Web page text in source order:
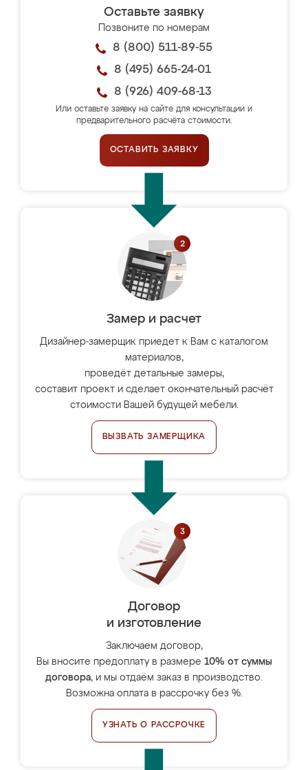
Оставьте заявку
Позвоните по номерам
8 (800) 511-89-55
8 (495) 665-24-01
8 (926) 409-68-13
Или оставьте заявку на сайте для консультации и
предварительного расчёта стоимости.
ОСТАВИТЬ ЗАЯВКУ
Замер и расчет
Дизайнер-замерщик приедет к Вам с каталогом
материалов,
проведёт детальные замеры,
составит проект и сделает окончательный расчёт
стоимости Вашей будущей мебели.
ВЫЗВАТЬ ЗАМЕРЩИКА
Договор
и изготовление
Заключаем договор,
Вы вносите предоплату в размере 10% от суммы
договора, и мы отдаём заказ в производство.
Возможна оплата в рассрочку без %.
УЗНАТЬ О РАССРОЧКЕ